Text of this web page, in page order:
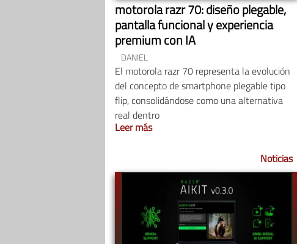
motorola razr 70: diseño plegable,
pantalla funcional y experiencia
premium con IA
DANIEL
El motorola razr 70 representa la evolución
del concepto de smartphone plegable tipo
flip, consolidándose como una alternativa
real dentro
Leer más
Noticias